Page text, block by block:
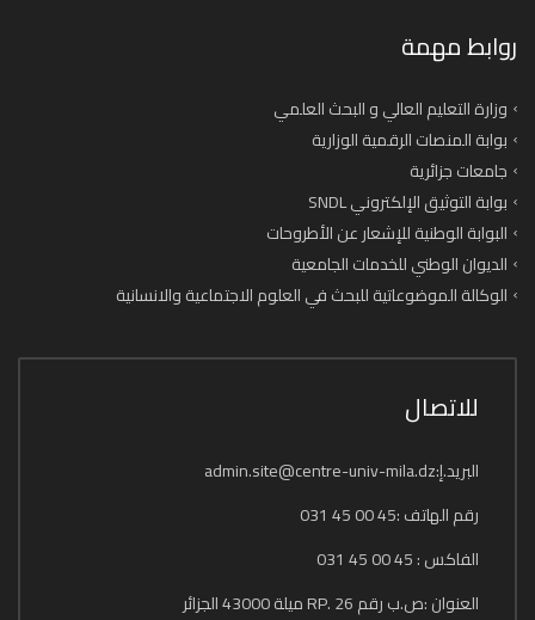
روابط مهمة
وزارة التعليم العالي و البحث العلمي
بوابة المنصات الرقمية الوزارية
جامعات جزائرية
بوابة التوثيق الإلكتروني SNDL
البوابة الوطنية للإشعار عن الأطروحات
الديوان الوطني للخدمات الجامعية
الوكالة الموضوعاتية للبحث في العلوم الاجتماعية والانسانية
للاتصال
البريد.إ:admin.site@centre-univ-mila.dz
رقم الهاتف :45 00 45 031
الفاكس : 45 00 45 031
العنوان :ص.ب رقم 26 .RP ميلة 43000 الجزائر